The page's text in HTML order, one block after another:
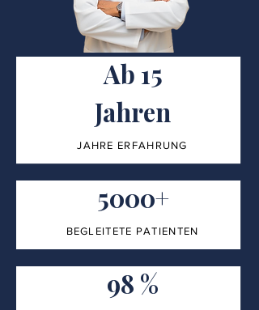
Ab 15
Jahren
JAHRE ERFAHRUNG
5000+
BEGLEITETE PATIENTEN
98 %